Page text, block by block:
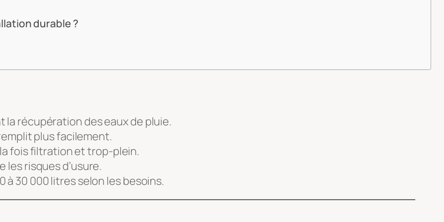
durable ?
récupération des eaux de pluie.
plus facilement.
fois filtration et trop-plein.
risques d’usure.
à 30 000 litres selon les besoins.